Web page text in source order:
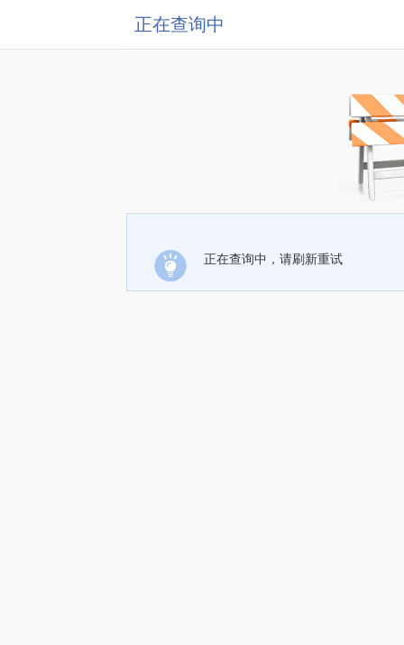
正在查询中
正在查询中，请刷新重试